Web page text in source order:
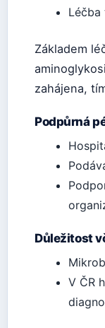
Léčba
Základem
zahájena,
Podpůrná
Důležitost
V ČR